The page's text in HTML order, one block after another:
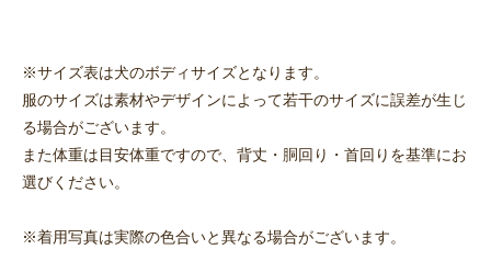
※サイズ表は犬のボディサイズとなります。
服のサイズは素材やデザインによって若干のサイズに誤差が生じ
る場合がございます。
また体重は目安体重ですので、背丈・胴回り・首回りを基準にお
選びください。
※着用写真は実際の色合いと異なる場合がございます。